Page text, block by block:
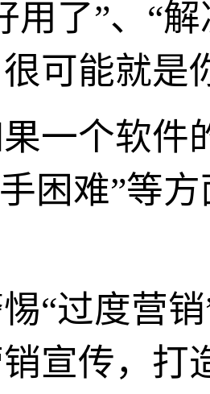
用了”、“
可能就是
一个软件
困难”等
“过度营
宣传，打